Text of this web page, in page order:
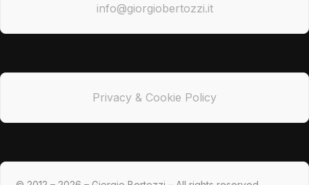
info@giorgiobertozzi.it
Privacy & Cookie Policy